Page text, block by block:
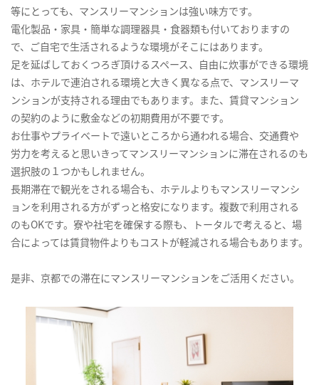
等にとっても、マンスリーマンションは強い味方です。
電化製品・家具・簡単な調理器具・食器類も付いておりますの
で、ご自宅で生活されるような環境がそこにはあります。
足を延ばしておくつろぎ頂けるスペース、自由に炊事ができる環境
は、ホテルで連泊される環境と大きく異なる点で、マンスリーマ
ンションが支持される理由でもあります。また、賃貸マンション
の契約のように敷金などの初期費用が不要です。
お仕事やプライベートで遠いところから通われる場合、交通費や
労力を考えると思いきってマンスリーマンションに滞在されるのも
選択肢の１つかもしれません。
長期滞在で観光をされる場合も、ホテルよりもマンスリーマンシ
ョンを利用される方がずっと格安になります。複数で利用される
のもOKです。寮や社宅を確保する際も、トータルで考えると、場
合によっては賃貸物件よりもコストが軽減される場合もあります。
是非、京都での滞在にマンスリーマンションをご活用ください。